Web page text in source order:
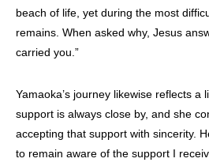
beach of life, yet during the most
remains. When asked why, Jesus
carried you.”
Yamaoka’s journey likewise reflects a
support is always close by, and she
accepting that support with sincerity.
to remain aware of the support I